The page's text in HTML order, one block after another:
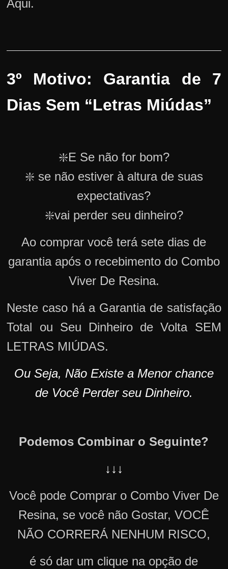
Aqui.
3º Motivo: Garantia de 7
Dias Sem “Letras Miúdas”
❇️E Se não for bom?
❇️ se não estiver à altura de suas
expectativas?
❇️vai perder seu dinheiro?
Ao comprar você terá sete dias de
garantia após o recebimento do Combo
Viver De Resina.
Neste caso há a Garantia de satisfação
Total ou Seu Dinheiro de Volta SEM
LETRAS MIÚDAS.
Ou Seja, Não Existe a Menor chance
de Você Perder seu Dinheiro.
Podemos Combinar o Seguinte?
↓↓↓
Você pode Comprar o Combo Viver De
Resina, se você não Gostar, VOCÊ
NÃO CORRERÁ NENHUM RISCO,
é só dar um clique na opção de